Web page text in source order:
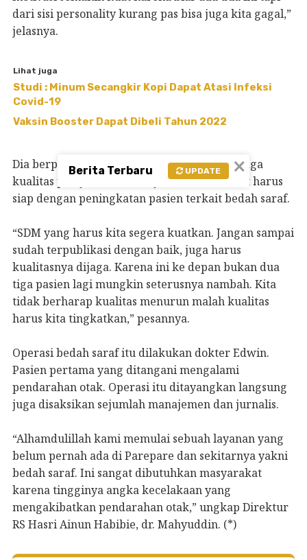
dari sisi personality kurang pas bisa juga kita gagal,”
jelasnya.
Lihat juga
Studi : Minum Secangkir Kopi Dapat Atasi Infeksi
Covid-19
Vaksin Booster Dapat Dibeli Tahun 2022
Dia berpesan agar RS Hasri Ainun bisa menjaga
kualitas pelayanan. Ia menyebut rumah sakit harus
siap dengan peningkatan pasien terkait bedah saraf.
“SDM yang harus kita segera kuatkan. Jangan sampai
sudah terpublikasi dengan baik, juga harus
kualitasnya dijaga. Karena ini ke depan bukan dua
tiga pasien lagi mungkin seterusnya nambah. Kita
tidak berharap kualitas menurun malah kualitas
harus kita tingkatkan,” pesannya.
Operasi bedah saraf itu dilakukan dokter Edwin.
Pasien pertama yang ditangani mengalami
pendarahan otak. Operasi itu ditayangkan langsung
juga disaksikan sejumlah manajemen dan jurnalis.
“Alhamdulillah kami memulai sebuah layanan yang
belum pernah ada di Parepare dan sekitarnya yakni
bedah saraf. Ini sangat dibutuhkan masyarakat
karena tingginya angka kecelakaan yang
mengakibatkan pendarahan otak,” ungkap Direktur
RS Hasri Ainun Habibie, dr. Mahyuddin. (*)
×
Berita Terbaru UPDATE